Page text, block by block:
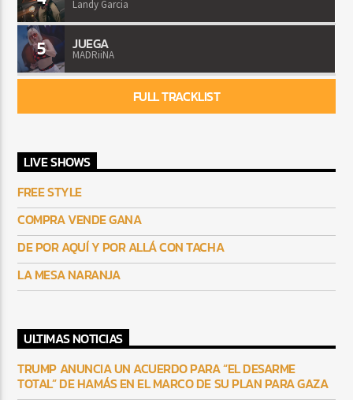
Landy Garcia
5 JUEGA
MADRiiNA
FULL TRACKLIST
LIVE SHOWS
FREE STYLE
COMPRA VENDE GANA
DE POR AQUÍ Y POR ALLÁ CON TACHA
LA MESA NARANJA
ULTIMAS NOTICIAS
TRUMP ANUNCIA UN ACUERDO PARA “EL DESARME
TOTAL” DE HAMÁS EN EL MARCO DE SU PLAN PARA GAZA